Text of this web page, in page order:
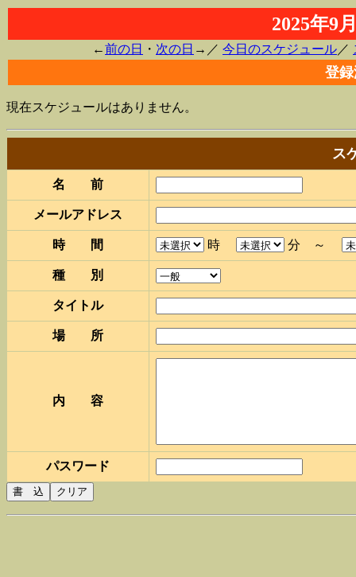
2025年9
←前の日 ・ 次の日 →／ 今日のスケジュール ／
登
現在スケジュールはありません。
ス
名 前
メールアドレス
時 間 時 分 ～
種 別
タイトル
場 所
内 容
パスワード